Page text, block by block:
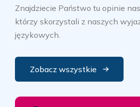
Znajdziecie Państwo tu opinie
którzy skorzystali z naszych
językowych.
Zobacz wszystkie